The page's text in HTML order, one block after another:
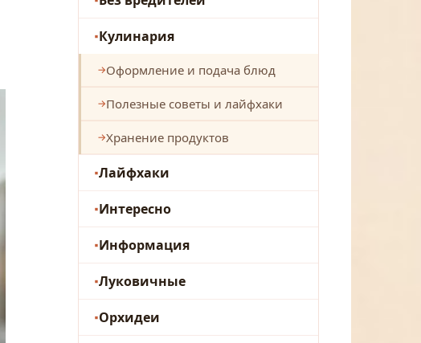
Кулинария
Оформление и подача блюд
Полезные советы и лайфхаки
Хранение продуктов
Лайфхаки
Интересно
Информация
Луковичные
Орхидеи